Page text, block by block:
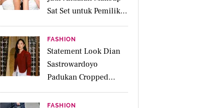
Sat Set untuk Pemilik
Kulit Acne Prone
FASHION
Statement Look Dian
Sastrowardoyo
Padukan Cropped
Beskap dan Ripped
Jeans, Hadirkan Pesona
FASHION